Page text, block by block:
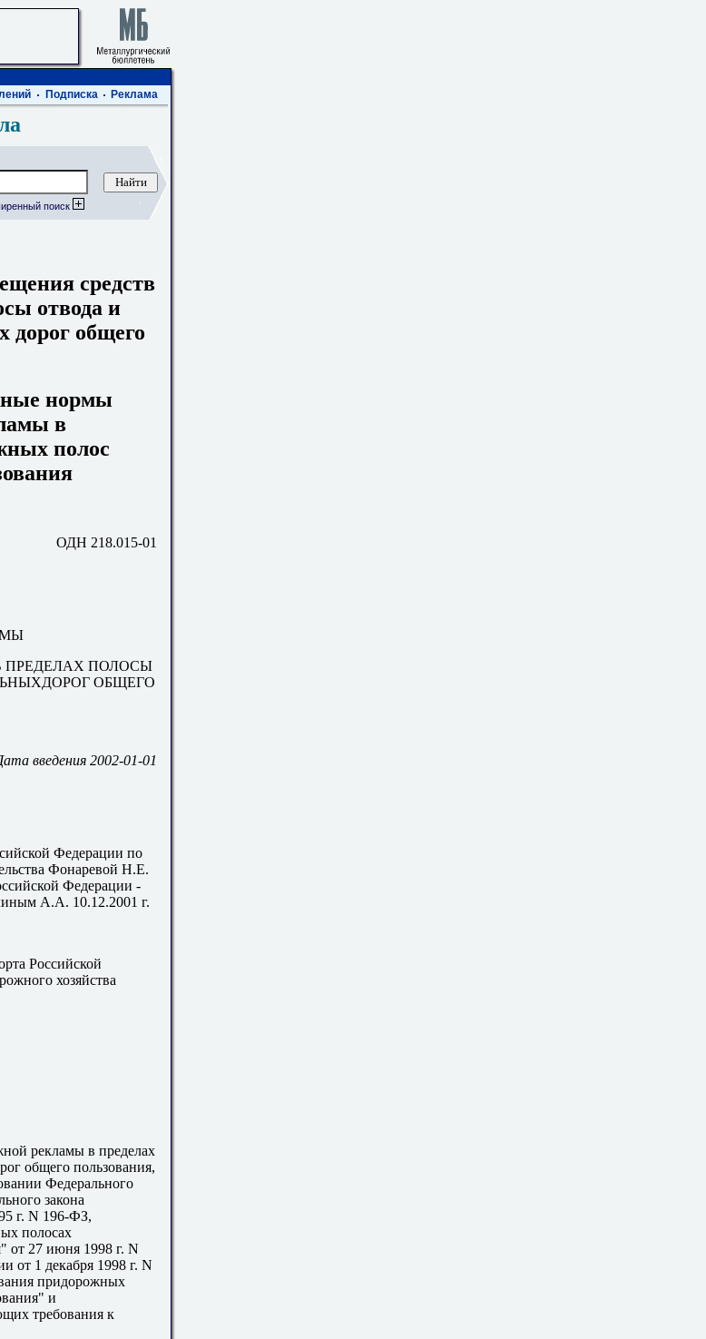
Подписка Реклама
поиск
средств
отвода и
дорог общего
нормы
в
полос
ОДН 218.015-01
ПРЕДЕЛАХ ПОЛОСЫ
ОБЩЕГО
введения 2002-01-01
Федерации по
Фонаревой Н.Е.
Федерации -
А.А. 10.12.2001 г.
Российской
хозяйства
рекламы в пределах
общего пользования,
Федерального
закона
г. N 196-ФЗ,
полосах
от 27 июня 1998 г. N
от 1 декабря 1998 г. N
придорожных
и
требования к